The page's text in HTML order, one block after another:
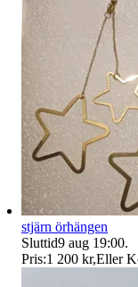
stjärn örhängen
Sluttid9 aug 19:00.
Pris:1 200 kr,Eller